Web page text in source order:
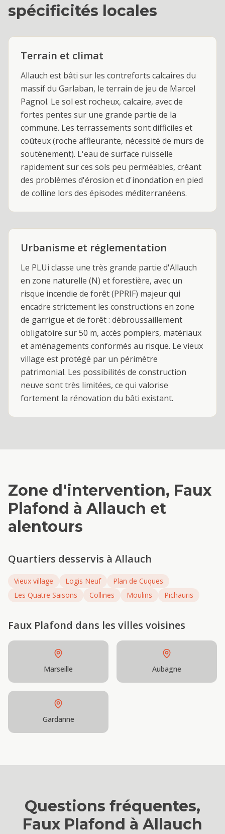
spécificités locales
Terrain et climat
Allauch est bâti sur les contreforts calcaires du
massif du Garlaban, le terrain de jeu de Marcel
Pagnol. Le sol est rocheux, calcaire, avec de
fortes pentes sur une grande partie de la
commune. Les terrassements sont difficiles et
coûteux (roche affleurante, nécessité de murs de
soutènement). L'eau de surface ruisselle
rapidement sur ces sols peu perméables, créant
des problèmes d'érosion et d'inondation en pied
de colline lors des épisodes méditerranéens.
Urbanisme et réglementation
Le PLUi classe une très grande partie d'Allauch
en zone naturelle (N) et forestière, avec un
risque incendie de forêt (PPRIF) majeur qui
encadre strictement les constructions en zone
de garrigue et de forêt : débroussaillement
obligatoire sur 50 m, accès pompiers, matériaux
et aménagements conformés au risque. Le vieux
village est protégé par un périmètre
patrimonial. Les possibilités de construction
neuve sont très limitées, ce qui valorise
fortement la rénovation du bâti existant.
Zone d'intervention, Faux
Plafond à Allauch et
alentours
Quartiers desservis à Allauch
Vieux village Logis Neuf
Plan de Cuques
Les Quatre Saisons
Collines Moulins Pichauris
Faux Plafond dans les villes voisines
Marseille Aubagne
Gardanne
Questions fréquentes,
Faux Plafond à Allauch